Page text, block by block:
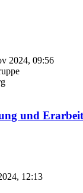
2024, 09:56
und
12:13